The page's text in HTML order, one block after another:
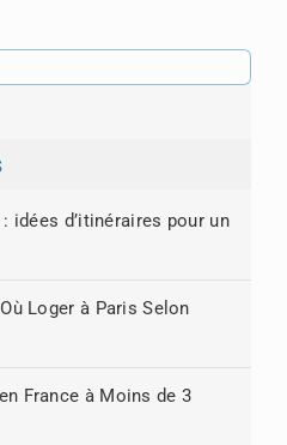
idées d’itinéraires pour un
Loger à Paris Selon
France à Moins de 3